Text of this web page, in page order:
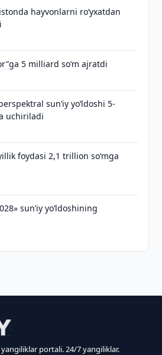
hayvonlarni ro‘yxatdan
5 milliard so‘m ajratdi
sun’iy yo‘ldoshi 5-
uchiriladi
foydasi 2,1 trillion so‘mga
sun’iy yo‘ldoshining
portali. 24/7 yangiliklar.